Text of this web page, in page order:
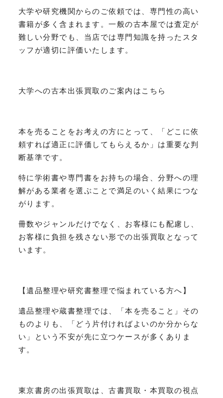
大学や研究機関からのご依頼では、専門性の高い
書籍が多く含まれます。一般の古本屋では査定が
難しい分野でも、当店では専門知識を持ったスタ
ッフが適切に評価いたします。
大学への古本出張買取のご案内はこちら
本を売ることをお考えの方にとって、「どこに依
頼すれば適正に評価してもらえるか」は重要な判
断基準です。
特に学術書や専門書をお持ちの場合、分野への理
解がある業者を選ぶことで満足のいく結果につな
がります。
冊数やジャンルだけでなく、お客様にも配慮し、
お客様に負担を残さない形での出張買取となって
います。
【遺品整理や研究書整理で悩まれている方へ】
遺品整理や蔵書整理では、「本を売ること」その
ものよりも、「どう片付ければよいのか分からな
い」という不安が先に立つケースが多くありま
す。
東京書房の出張買取は、古書買取・本買取の視点